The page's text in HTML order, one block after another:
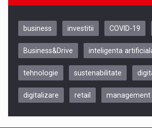
Be Inspired. Make it Happen!, CLUJ, 9
business investitii COVID-19
Business&Drive inteligenta
tehnologie sustenabilitate
digitalizare retail management